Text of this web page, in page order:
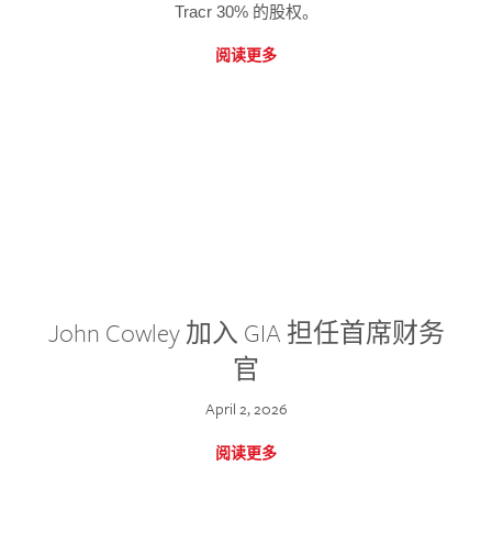
Tracr 30% 的股权。
阅读更多
John Cowley 加入 GIA 担任首席财务
官
April 2, 2026
阅读更多